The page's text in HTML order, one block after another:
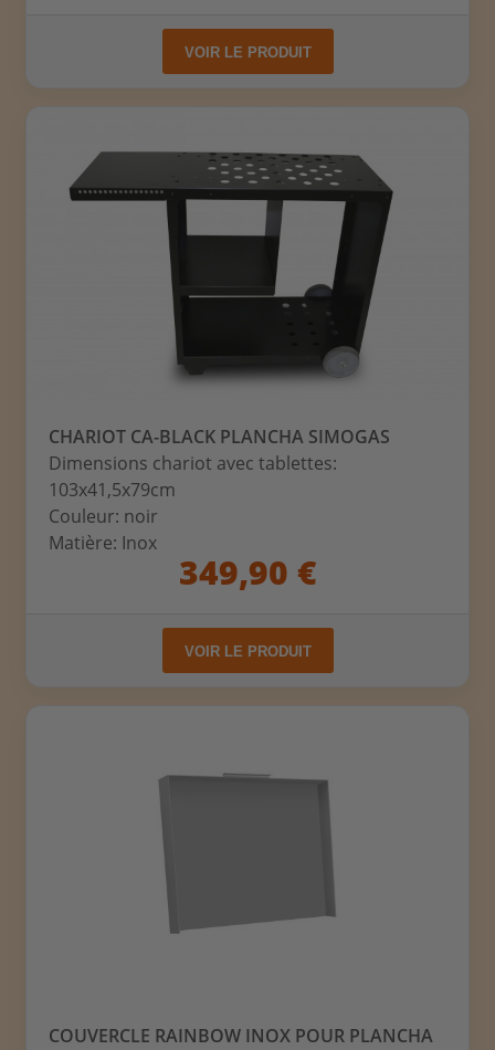
VOIR LE PRODUIT
CHARIOT CA-BLACK PLANCHA SIMOGAS
Dimensions chariot avec tablettes:
103x41,5x79cm
Couleur: noir
Matière: Inox
349,90 €
VOIR LE PRODUIT
COUVERCLE RAINBOW INOX POUR PLANCHA